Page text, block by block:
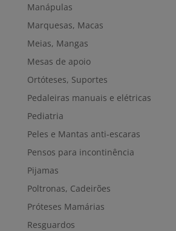
Manápulas
Marquesas, Macas
Meias, Mangas
Mesas de apoio
Ortóteses, Suportes
Pedaleiras manuais e elétricas
Pediatria
Peles e Mantas anti-escaras
Pensos para incontinência
Pijamas
Poltronas, Cadeirões
Próteses Mamárias
Resguardos